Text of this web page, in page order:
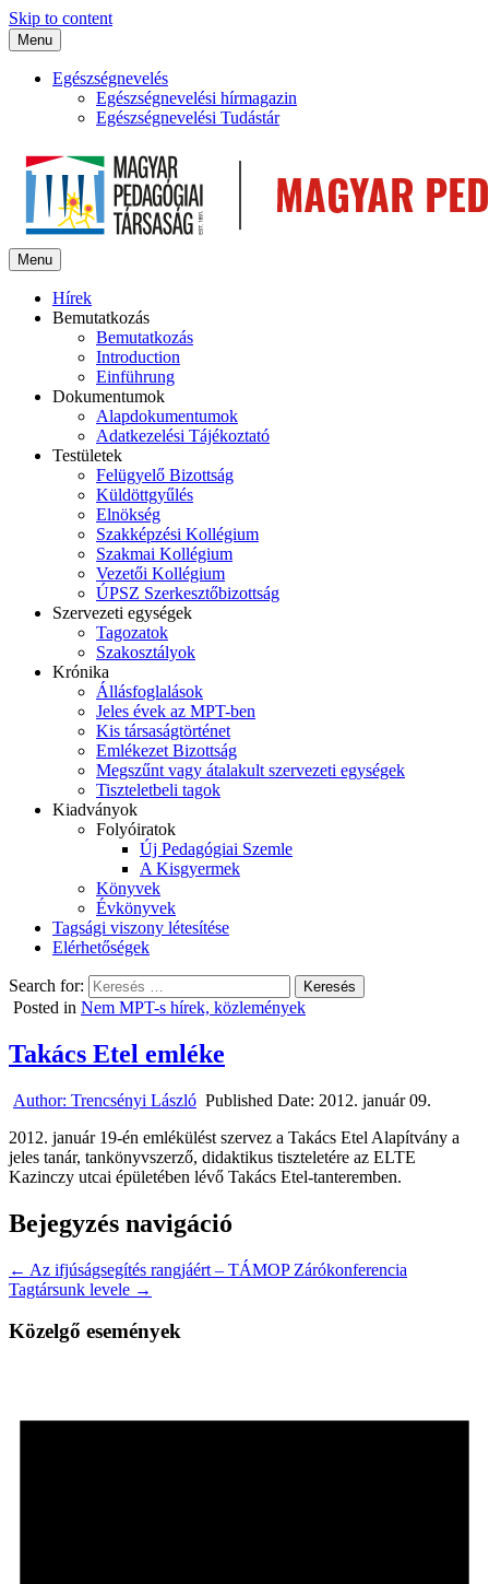
Skip to content
Menu
Egészségnevelés
Egészségnevelési hírmagazin
Egészségnevelési Tudástár
Menu
Hírek
Bemutatkozás
Bemutatkozás
Introduction
Einführung
Dokumentumok
Alapdokumentumok
Adatkezelési Tájékoztató
Testületek
Felügyelő Bizottság
Küldöttgyűlés
Elnökség
Szakképzési Kollégium
Szakmai Kollégium
Vezetői Kollégium
ÚPSZ Szerkesztőbizottság
Szervezeti egységek
Tagozatok
Szakosztályok
Krónika
Állásfoglalások
Jeles évek az MPT-ben
Kis társaságtörténet
Emlékezet Bizottság
Megszűnt vagy átalakult szervezeti egységek
Tiszteletbeli tagok
Kiadványok
Folyóiratok
Új Pedagógiai Szemle
A Kisgyermek
Könyvek
Évkönyvek
Tagsági viszony létesítése
Elérhetőségek
Search for:
Posted in Nem MPT-s hírek, közlemények
Takács Etel emléke
Author: Trencsényi László Published Date: 2012. január 09.
2012. január 19-én emlékülést szervez a Takács Etel Alapítvány a
jeles tanár, tankönyvszerző, didaktikus tiszteletére az ELTE
Kazinczy utcai épületében lévő Takács Etel-tanteremben.
Bejegyzés navigáció
← Az ifjúságsegítés rangjáért – TÁMOP Zárókonferencia
Tagtársunk levele →
Közelgő események